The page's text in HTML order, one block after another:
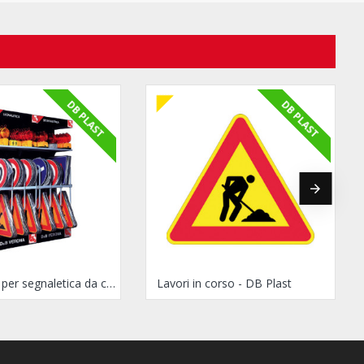
DB PLAST
Espositore per segnaletica da cantiere in DB Plast
DB PLAST
Lavori in corso - DB Plast